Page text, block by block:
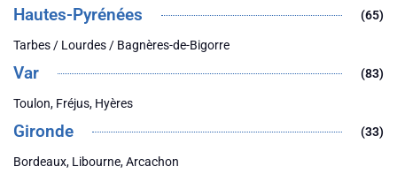
Hautes-Pyrénées (65)
Tarbes / Lourdes / Bagnères-de-Bigorre
Var (83)
Toulon, Fréjus, Hyères
Gironde (33)
Bordeaux, Libourne, Arcachon